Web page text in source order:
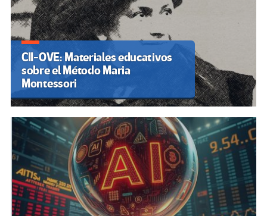
CII-OVE: Materiales educativos
sobre el Método Maria
Montessori